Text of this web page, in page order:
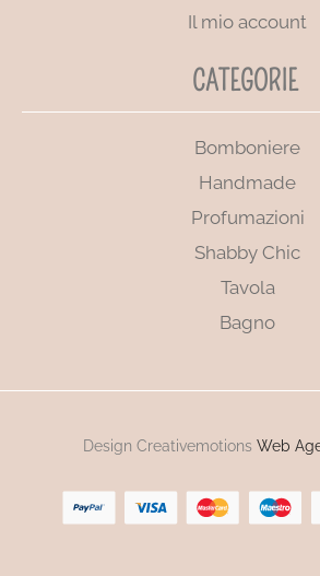
Il mio account
CATEGORIE
Bomboniere
Handmade
Profumazioni
Shabby Chic
Tavola
Bagno
Design Creativemotions Web